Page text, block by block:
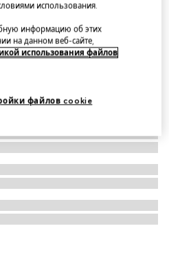
использования.
информацию об этих
на данном веб-сайте,
использования файлов
файлов cookie